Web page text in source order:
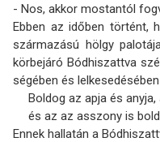
- Nos, akkor mostantól
Ebben az időben történt,
származású hölgy
körbejáró Bódhiszattva
ségében és
Boldog az apja és
és az az asszony is
Ennek hallatán a